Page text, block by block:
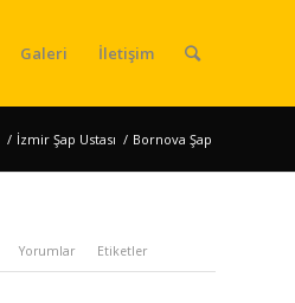
Galeri İletişim
/ İzmir Şap Ustası / Bornova Şap
Yorumlar Etiketler